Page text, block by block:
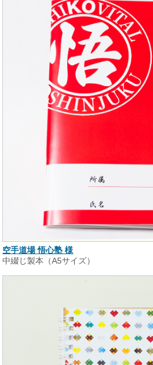
空手道場 悟心塾 様
中綴じ製本（A5サイズ）